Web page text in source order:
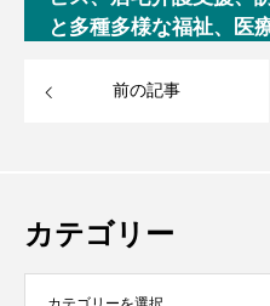
と多種多様な福祉、医
前の記事
カテゴリー